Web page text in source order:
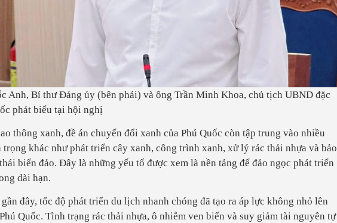
Anh, Bí thư Đảng ủy (bên phải) và ông Trần Minh Khoa, chủ tịch UBND đặc
phát biểu tại hội nghị
thông xanh, đề án chuyển đổi xanh của Phú Quốc còn tập trung vào nhiều
trọng khác như phát triển cây xanh, công trình xanh, xử lý rác thải nhựa và bảo
biển đảo. Đây là những yếu tố được xem là nền tảng để đảo ngọc phát triển
dài hạn.
đây, tốc độ phát triển du lịch nhanh chóng đã tạo ra áp lực không nhỏ lên
Quốc. Tình trạng rác thải nhựa, ô nhiễm ven biển và suy giảm tài nguyên tự